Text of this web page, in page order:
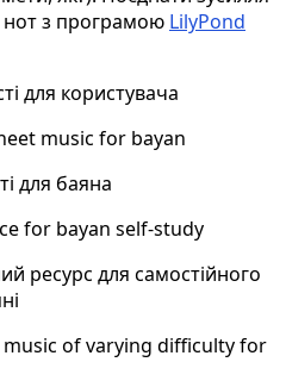
нот з програмою LilyPond
для користувача
music for bayan
для баяна
for bayan self-study
ресурс для самостійного
of varying difficulty for